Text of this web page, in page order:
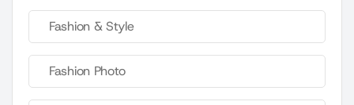
Fashion & Style
Fashion Photo